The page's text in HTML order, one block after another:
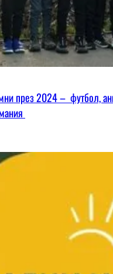
през 2024 – футбол,